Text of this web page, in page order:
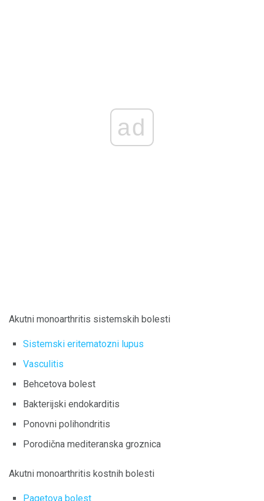
ad
Akutni monoarthritis sistemskih bolesti
Sistemski eritematozni lupus
Vasculitis
Behcetova bolest
Bakterijski endokarditis
Ponovni polihondritis
Porodična mediteranska groznica
Akutni monoarthritis kostnih bolesti
Pagetova bolest